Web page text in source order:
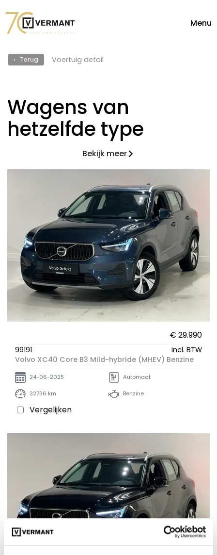
Menu
‹ Terug Voertuig detail
Wagens van
hetzelfde type
Bekijk meer
€ 29.990
99191
incl. BTW
Volvo XC40 Core B3 Mild-hybride (MHEV) Benzine
24-06-2025 Automaat
32736 km Benzine
Vergelijken